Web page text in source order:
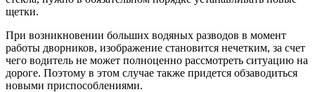
щетки.
При возникновении больших водяных разводов в момент
работы дворников, изображение становится нечетким, за счет
чего водитель не может полноценно рассмотреть ситуацию на
дороге. Поэтому в этом случае также придется обзаводиться
новыми приспособлениями.